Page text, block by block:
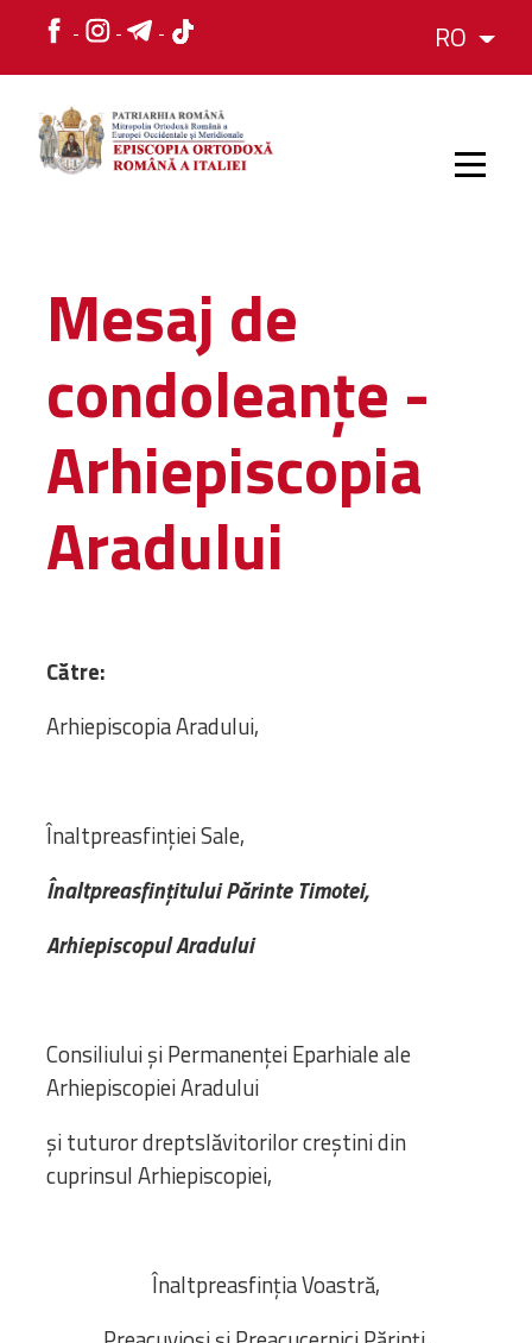
RO
ISTORIC
ORGANIZAREA
ORGANIZAREA
Structura
RESURSE
Apostolia Italia
Scrisori pastorale
Bibliotecă
Opinii ortodoxe
Din viața „familiei”
Cuvântul Episcopului
Lectura Lunii
Prezentarea
Mesaj de
condoleanțe -
Arhiepiscopia
Aradului
Către:
Arhiepiscopia Aradului,
Înaltpreasfinției Sale,
Înaltpreasfințitului Părinte Timotei,
Arhiepiscopul Aradului
Consiliului și Permanenței Eparhiale ale
Arhiepiscopiei Aradului
și tuturor dreptslăvitorilor creștini din
cuprinsul Arhiepiscopiei,
Înaltpreasfinția Voastră,